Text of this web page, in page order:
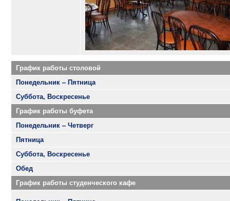
График работы столовой
Понедельник – Пятница
Суббота, Воскресенье
График работы буфета
Понедельник – Четверг
Пятница
Суббота, Воскресенье
Обед
График работы студенческого кафе